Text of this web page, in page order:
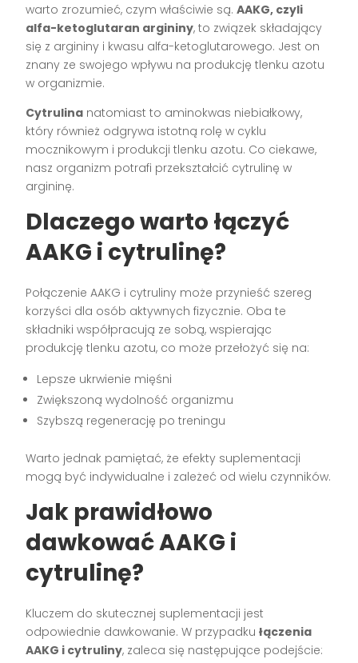
warto zrozumieć, czym właściwie są.AAKG, czyli
alfa-ketoglutaran argininy, to związek składający
się z argininy i kwasu alfa-ketoglutarowego. Jest on
znany ze swojego wpływu na produkcję tlenku azotu
w organizmie.
Cytrulina natomiast to aminokwas niebiałkowy,
który również odgrywa istotną rolę w cyklu
mocznikowym i produkcji tlenku azotu. Co ciekawe,
nasz organizm potrafi przekształcić cytrulinę w
argininę.
Dlaczego warto łączyć
AAKG i cytrulinę?
Połączenie AAKG i cytruliny może przynieść szereg
korzyści dla osób aktywnych fizycznie. Oba te
składniki współpracują ze sobą, wspierając
produkcję tlenku azotu, co może przełożyć się na:
Lepsze ukrwienie mięśni
Zwiększoną wydolność organizmu
Szybszą regenerację po treningu
Warto jednak pamiętać, że efekty suplementacji
mogą być indywidualne i zależeć od wielu czynników.
Jak prawidłowo
dawkować AAKG i
cytrulinę?
Kluczem do skutecznej suplementacji jest
odpowiednie dawkowanie. W przypadkułączenia
AAKG i cytruliny, zaleca się następujące podejście: